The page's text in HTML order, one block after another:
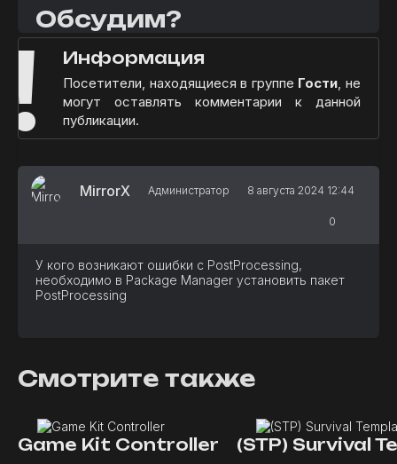
Обсудим?
! Информация
Посетители, находящиеся в группе Гости, не
могут оставлять комментарии к данной
публикации.
MirrorX Администратор 8 августа 2024 12:44
0
У кого возникают ошибки с PostProcessing,
необходимо в Package Manager установить пакет
PostProcessing
Смотрите также
Game Kit Controller